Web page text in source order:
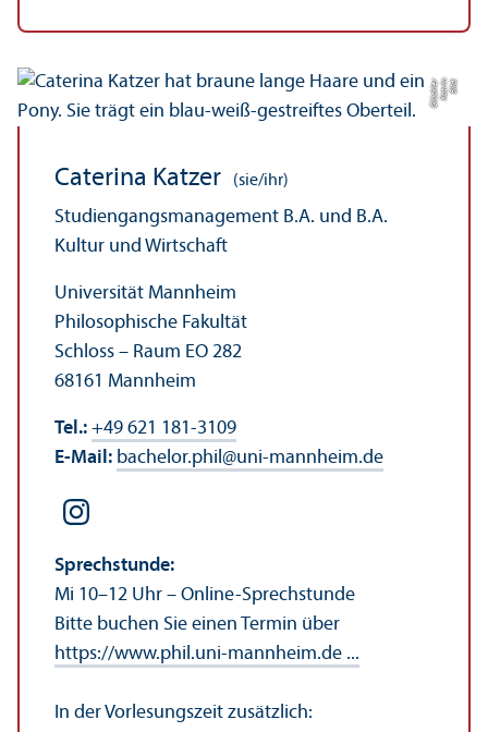
Bil
d:
K
a
t
ri
n
Gl
ü
c
kl
e
r
Caterina Katzer (sie/ihr)
Studien­gangs­management B.A. und B.A.
Kultur und Wirtschaft
Universität Mannheim
Philosophische Fakultät
Schloss – Raum EO 282
68161 Mannheim
Tel.: +49 621 181-3109
E-Mail: bachelor.phil@uni-mannheim.de
Sprechstunde:
Mi 10–12 Uhr – Online-Sprechstunde
Bitte buchen Sie einen Termin über
https://www.phil.uni-mannheim.de ...
In der Vorlesungs­zeit zusätzlich: